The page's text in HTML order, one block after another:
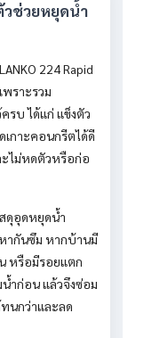
วช่วยหยุดน้ำ
224 Rapid
ราะรวม
รบ ได้แก่ แข็งตัว
เกาะคอนกรีตได้ดี
ะไม่หดตัวหรือก่อ
ดุอุดหยุดน้ำ
ากันซึม หากบ้านมี
หรือมีรอยแตก
น้ำก่อน แล้วจึงซ่อม
นกว่าและลด